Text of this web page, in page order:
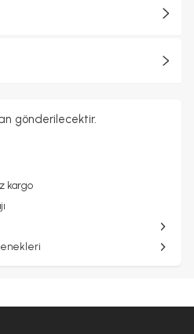
gönderilecektir.
kargo